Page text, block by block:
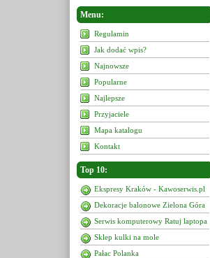
Menu:
Regulamin
Jak dodać wpis?
Najnowsze
Popularne
Najlepsze
Przyjaciele
Mapa katalogu
Kontakt
Top 10:
Ekspresy Kraków - Kawoserwis.pl
Dekoracje balonowe Zielona Góra
Serwis komputerowy Ratuj laptopa
Sklep kulki na mole
Pałac Polanka